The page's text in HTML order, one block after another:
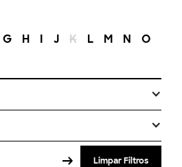
G H I J K L M N O
Limpar Filtros